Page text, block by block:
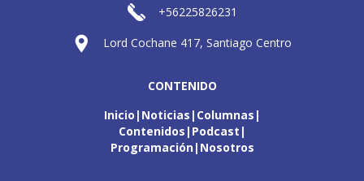
+56225826231
Lord Cochane 417, Santiago Centro
CONTENIDO
Inicio Noticias Columnas
Contenidos Podcast
Programación Nosotros